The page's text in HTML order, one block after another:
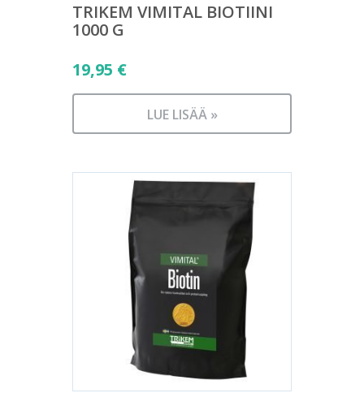
TRIKEM VIMITAL BIOTIINI
1000 G
19,95 €
LUE LISÄÄ »